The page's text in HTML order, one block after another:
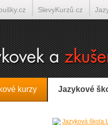
kurzy Jazykové
SlevyKurzů.cz
on-line Tlumočení-